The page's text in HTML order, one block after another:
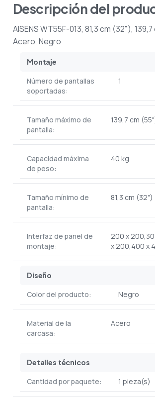
Descripción del
AISENS WT55F-013, 81,3 cm (32"),
Acero, Negro
Montaje
Número de pantallas
soportadas:
1
Tamaño máximo de
pantalla:
139,7 cm
Capacidad máxima
de peso:
40 kg
Tamaño mínimo de
pantalla:
81,3 cm (32")
Interfaz de panel de
montaje:
200 x
x 200,400 x
Diseño
Color del producto: Negro
Material de la
carcasa:
Acero
Detalles técnicos
Cantidad por paquete: 1 pieza(s)